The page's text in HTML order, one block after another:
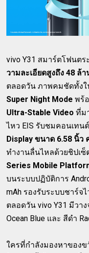
vivo Y31 สมาร์ตโฟนตร
วามละเอียดสูงถึง 48 ล้
ตลอดวัน ภาพคมชัดทั้งใ
Super Night Mode พร้
Ultra-Stable Video ที่ม
ไหว EIS รับชมคอนเทน
Display ขนาด 6.58 นิ้ว
ทำงานลื่นไหลด้วยชิปเซ็
Series Mobile
บนระบบปฏิบัติการ
mAh รองรับระบบชาร์จ
ตลอดวัน vivo Y31 มีวา
Ocean Blue และ สีดำ
ใครที่กำลังมองหาของ